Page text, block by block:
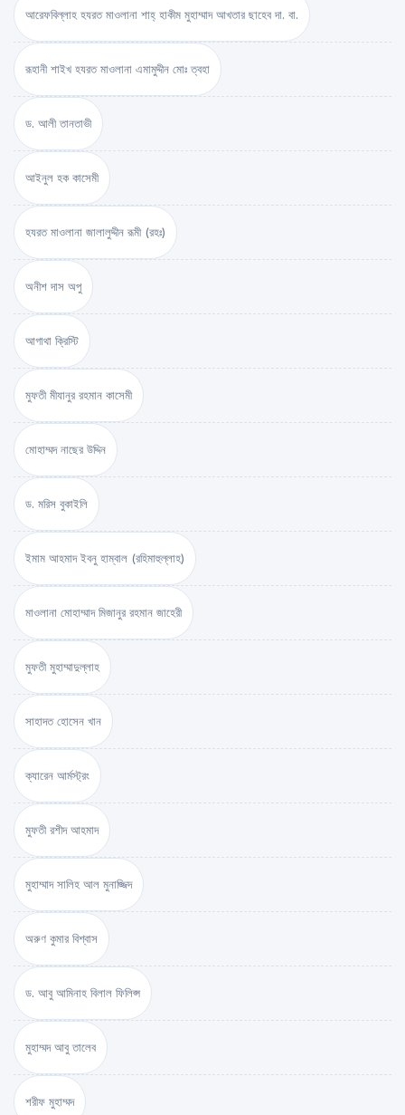
আরেফবিল্লাহ হযরত মাওলানা শাহ্ হাকীম মুহাম্মাদ আখতার ছাহেব দা. বা.
রূহানী শাইখ হযরত মাওলানা এমামুদ্দীন মোঃ ত্বহা
ড. আলী তানতাভী
আইনুল হক কাসেমী
হযরত মাওলানা জালালুদ্দীন রূমী (রহঃ)
অনীশ দাস অপু
আগাথা ক্রিস্টি
মুফতী মীযানুর রহমান কাসেমী
মোহাম্মদ নাছের উদ্দিন
ড. মরিস বুকাইলি
ইমাম আহমাদ ইবনু হাম্বাল (রহিমাহুল্লাহ)
মাওলানা মোহাম্মাদ মিজানুর রহমান জাহেরী
মুফতী মুহাম্মাদুল্লাহ
সাহাদত হোসেন খান
ক্যারেন আর্মস্ট্রং
মুফতী রশীদ আহমাদ
মুহাম্মাদ সালিহ আল মুনাজ্জিদ
অরুণ কুমার বিশ্বাস
ড. আবু আমিনাহ বিলাল ফিলিপ্স
মুহাম্মদ আবু তালেব
শরীফ মুহাম্মদ